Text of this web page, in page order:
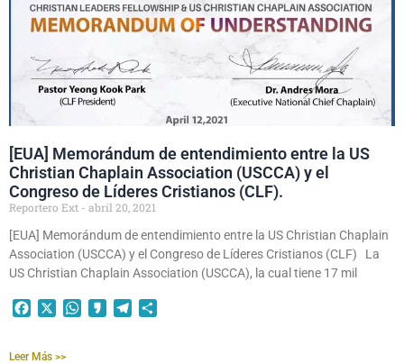
[EUA] Memorándum de entendimiento entre la US
Christian Chaplain Association (USCCA) y el
Congreso de Líderes Cristianos (CLF).
Reportero Ext
abril 20, 2021
[EUA] Memorándum de entendimiento entre la US Christian Chaplain
Association (USCCA) y el Congreso de Líderes Cristianos (CLF) La
US Christian Chaplain Association (USCCA), la cual tiene 17 mil
FacebookWhatsApp
KakaoTelegram
Leer Más >>